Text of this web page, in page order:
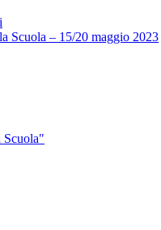
Scuola – 15/20 maggio 2023
Scuola"